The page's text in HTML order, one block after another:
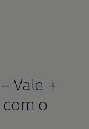
– Vale +
o